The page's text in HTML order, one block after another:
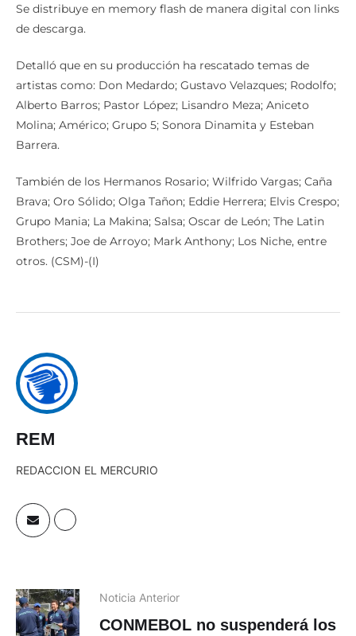
Se distribuye en memory flash de manera digital con links
de descarga.
Detalló que en su producción ha rescatado temas de
artistas como: Don Medardo; Gustavo Velazques; Rodolfo;
Alberto Barros; Pastor López; Lisandro Meza; Aniceto
Molina; Américo; Grupo 5; Sonora Dinamita y Esteban
Barrera.
También de los Hermanos Rosario; Wilfrido Vargas; Caña
Brava; Oro Sólido; Olga Tañon; Eddie Herrera; Elvis Crespo;
Grupo Mania; La Makina; Salsa; Oscar de León; The Latin
Brothers; Joe de Arroyo; Mark Anthony; Los Niche, entre
otros. (CSM)-(I)
REM
REDACCION EL MERCURIO
Noticia Anterior
CONMEBOL no suspenderá los